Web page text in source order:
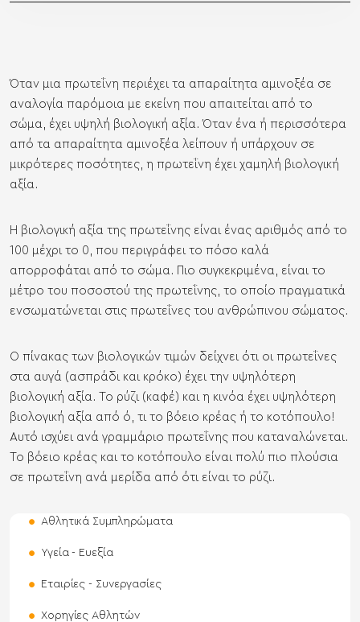
Όταν μια πρωτεΐνη περιέχει τα απαραίτητα αμινοξέα σε
αναλογία παρόμοια με εκείνη που απαιτείται από το
σώμα, έχει υψηλή βιολογική αξία. Όταν ένα ή περισσότερα
από τα απαραίτητα αμινοξέα λείπουν ή υπάρχουν σε
μικρότερες ποσότητες, η πρωτεΐνη έχει χαμηλή βιολογική
αξία.
Η βιολογική αξία της πρωτεΐνης είναι ένας αριθμός από το
100 μέχρι το 0, που περιγράφει το πόσο καλά
απορροφάται από το σώμα. Πιο συγκεκριμένα, είναι το
μέτρο του ποσοστού της πρωτεΐνης, το οποίο πραγματικά
ενσωματώνεται στις πρωτεΐνες του ανθρώπινου σώματος.
Ο πίνακας των βιολογικών τιμών δείχνει ότι οι πρωτεΐνες
στα αυγά (ασπράδι και κρόκο) έχει την υψηλότερη
βιολογική αξία. Το ρύζι (καφέ) και η κινόα έχει υψηλότερη
βιολογική αξία από ό, τι το βόειο κρέας ή το κοτόπουλο!
Αυτό ισχύει ανά γραμμάριο πρωτεΐνης που καταναλώνεται.
Το βόειο κρέας και το κοτόπουλο είναι πολύ πιο πλούσια
σε πρωτεΐνη ανά μερίδα από ότι είναι το ρύζι.
Αθλητικά Συμπληρώματα
Υγεία - Ευεξία
Εταιρίες - Συνεργασίες
Χορηγίες Αθλητών